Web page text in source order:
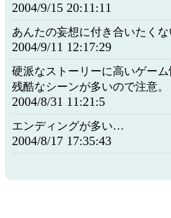
2004/9/15 20:11:11
あんたの妄想に付き合いたくな
2004/9/11 12:17:29
硬派なストーリーに高いゲーム
残酷なシーンが多いので注意。
2004/8/31 11:21:5
エンディングが多い…
2004/8/17 17:35:43